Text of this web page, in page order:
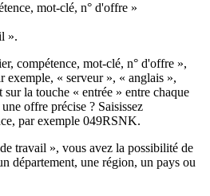
mot-clé, n° d'offre »
».
compétence, mot-clé, n° d'offre »,
exemple, « serveur », « anglais »,
sur la touche « entrée » entre chaque
offre précise ? Saisissez
par exemple 049RSNK.
travail », vous avez la possibilité de
département, une région, un pays ou